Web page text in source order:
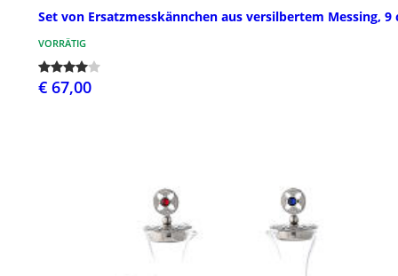
Set von Ersatzmesskännchen aus versilbertem Messing, 9
VORRÄTIG
€ 67,00